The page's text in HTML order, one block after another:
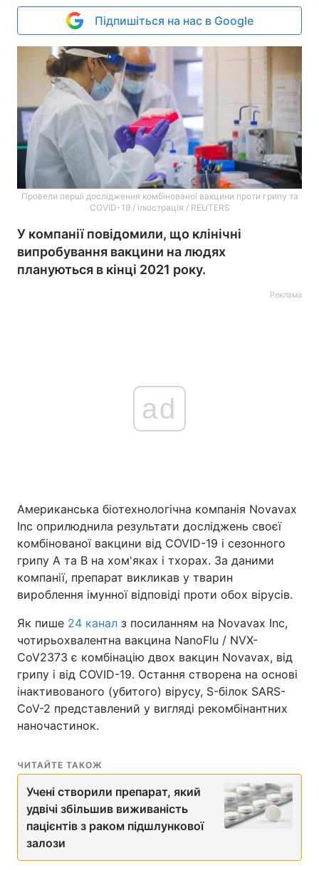
Підпишіться на нас в Google
Провели перші дослідження комбінованої вакцини проти грипу та
COVID-19 / ілюстрація / REUTERS
У компанії повідомили, що клінічні
випробування вакцини на людях
плануються в кінці 2021 року.
Реклама
ad
Американська біотехнологічна компанія Novavax
Inc оприлюднила результати досліджень своєї
комбінованої вакцини від COVID-19 і сезонного
грипу А та В на хом'яках і тхорах. За даними
компанії, препарат викликав у тварин
вироблення імунної відповіді проти обох вірусів.
Як пише 24 канал з посиланням на Novavax Inc,
чотирьохвалентна вакцина NanoFlu / NVX-
CoV2373 є комбінацію двох вакцин Novavax, від
грипу і від COVID-19. Остання створена на основі
інактивованого (убитого) вірусу, S-білок SARS-
CoV-2 представлений у вигляді рекомбінантних
наночастинок.
ЧИТАЙТЕ ТАКОЖ
Учені створили препарат, який
удвічі збільшив виживаність
пацієнтів з раком підшлункової
залози